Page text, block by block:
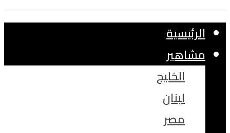
الرئيسية
مشاهير
الخليج
لبنان
مصر